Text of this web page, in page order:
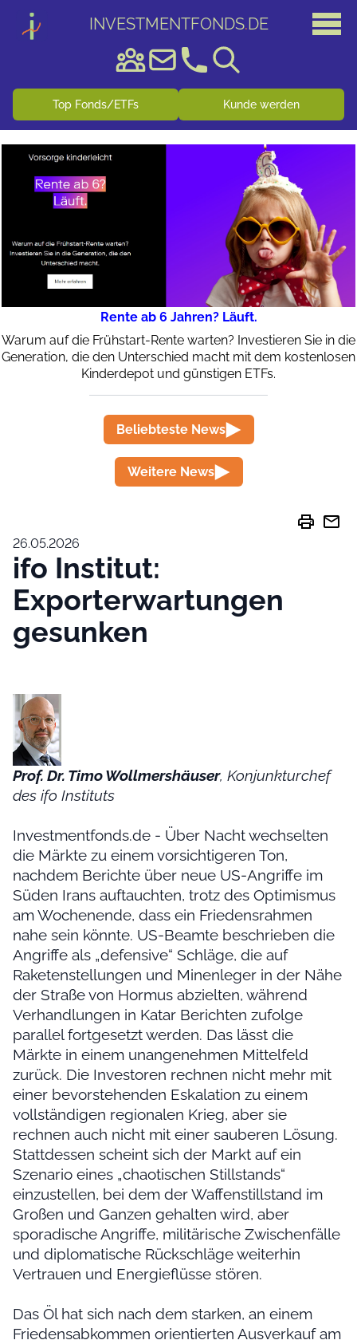
INVESTMENTFONDS.DE
Top Fonds/ETFs Kunde werden
Rente ab 6 Jahren? Läuft.
Warum auf die Frühstart-Rente warten? Investieren Sie in die
Generation, die den Unterschied macht mit dem kostenlosen
Kinderdepot und günstigen ETFs.
Beliebteste News
Weitere News
print mail
26.05.2026
ifo Institut:
Exporterwartungen
gesunken
Prof. Dr. Timo Wollmershäuser, Konjunkturchef
des ifo Instituts
Investmentfonds.de - Über Nacht wechselten
die Märkte zu einem vorsichtigeren Ton,
nachdem Berichte über neue US-Angriffe im
Süden Irans auftauchten, trotz des Optimismus
am Wochenende, dass ein Friedensrahmen
nahe sein könnte. US-Beamte beschrieben die
Angriffe als „defensive“ Schläge, die auf
Raketenstellungen und Minenleger in der Nähe
der Straße von Hormus abzielten, während
Verhandlungen in Katar Berichten zufolge
parallel fortgesetzt werden. Das lässt die
Märkte in einem unangenehmen Mittelfeld
zurück. Die Investoren rechnen nicht mehr mit
einer bevorstehenden Eskalation zu einem
vollständigen regionalen Krieg, aber sie
rechnen auch nicht mit einer sauberen Lösung.
Stattdessen scheint sich der Markt auf ein
Szenario eines „chaotischen Stillstands“
einzustellen, bei dem der Waffenstillstand im
Großen und Ganzen gehalten wird, aber
sporadische Angriffe, militärische Zwischenfälle
und diplomatische Rückschläge weiterhin
Vertrauen und Energieflüsse stören.
Das Öl hat sich nach dem starken, an einem
Friedensabkommen orientierten Ausverkauf am